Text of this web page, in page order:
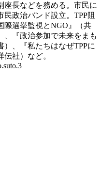
座長などを務める。市民に
民政治バンド設立。TPP阻
際選挙監視とNGO』（共
、『政治参加で未来をまも
）、『私たちはなぜTPPに
社）など。